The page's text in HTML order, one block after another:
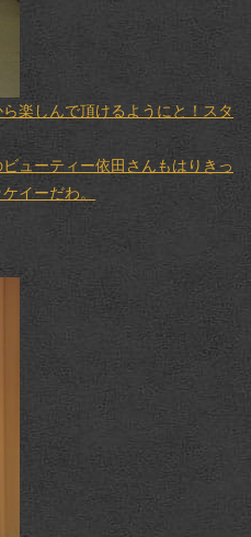
楽しんで頂けるようにと！スタ
ューティー依田さんもはりきっ
イーだわ。